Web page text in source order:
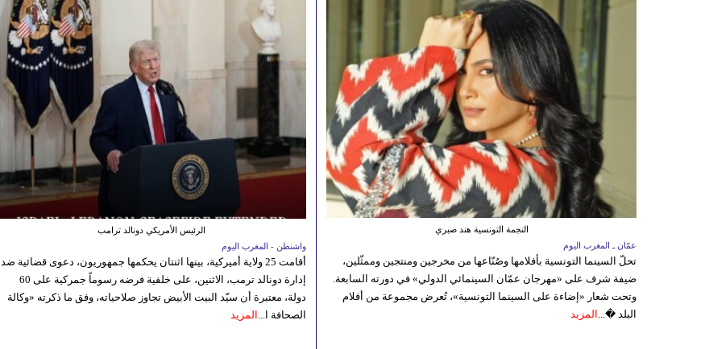
الرئيس الأمريكي دونالد ترامب
واشنطن - المغرب اليوم
أقامت 25 ولاية أميركية، بينها اثنتان يحكمها جمهوريون، دعوى قضائية ضد
إدارة دونالد ترمب، الاثنين، على خلفية فرضه رسوماً جمركية على 60
دولة، معتبرة أن سيّد البيت الأبيض تجاوز صلاحياته، وفق ما ذكرته «وكالة
الصحافة ا... المزيد
النجمة التونسية هند صبري
عمّان ـ المغرب اليوم
تحلّ السينما التونسية بأفلامها وصُنّاعها من مخرجين ومنتجين وممثّلين،
ضيفة شرف على «مهرجان عمّان السينمائي الدولي» في دورته السابعة.
وتحت شعار «إضاءة على السينما التونسية»، تُعرض مجموعة من أفلام
البلد �... المزيد